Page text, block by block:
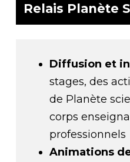
Relais Planète
Diffusion et
stages, des
de Planète
corps
professionnels
Animations